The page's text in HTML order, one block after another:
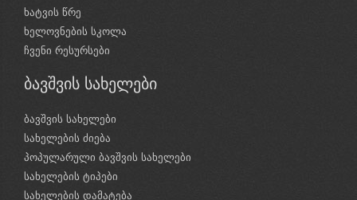
ხატვის წრე
ხელოვნების სკოლა
ჩვენი რესურსები
ბავშვის სახელები
ბავშვის სახელები
სახელების ძიება
პოპულარული ბავშვის სახელები
სახელების ტიპები
სახელების დამატება